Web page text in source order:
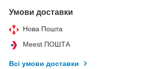
Умови доставки
Нова Пошта
Meest ПОШТА
Всі умови доставки